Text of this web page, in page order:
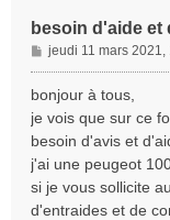
besoin d'aide et
M
e
s
g
e
jeudi 11 mars 2021,
bonjour à tous,
je vois que sur ce
besoin d'avis et
j'ai une peugeot
si je vous sollicite
d'entraides et de